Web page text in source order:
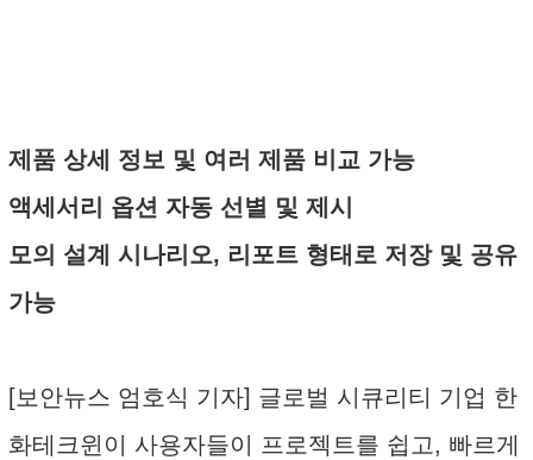
제품 상세 정보 및 여러 제품 비교 가능
액세서리 옵션 자동 선별 및 제시
모의 설계 시나리오, 리포트 형태로 저장 및 공유
가능
[보안뉴스 엄호식 기자] 글로벌 시큐리티 기업 한
화테크윈이 사용자들이 프로젝트를 쉽고, 빠르게